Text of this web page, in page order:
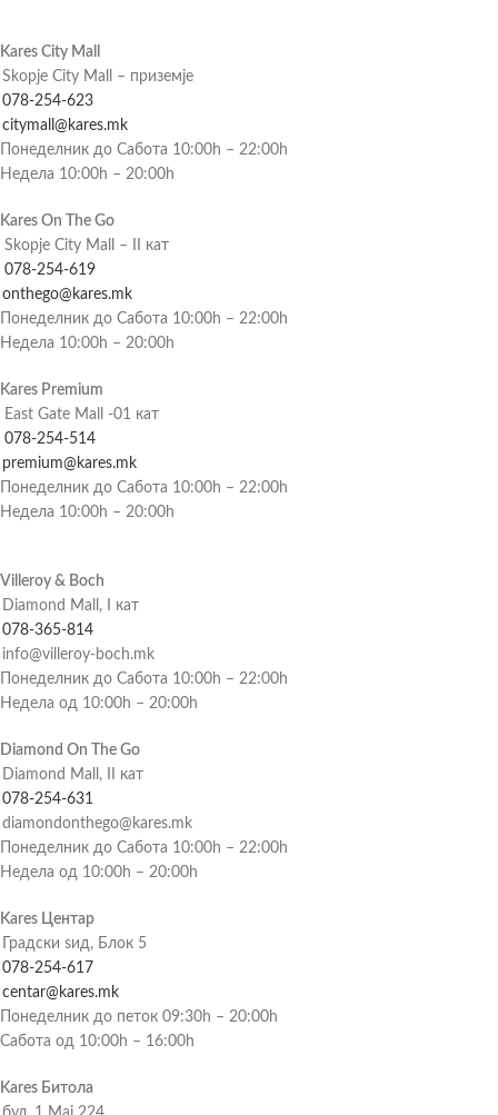
Kares City Mall
Skopje City Mall – приземје
078-254-623
citymall@kares.mk
Понеделник до Сабота 10:00h – 22:00h
Недела 10:00h – 20:00h
Kares On The Go
Skopje City Mall – II кат
078-254-619
onthego@kares.mk
Понеделник до Сабота 10:00h – 22:00h
Недела 10:00h – 20:00h
Kares Premium
East Gate Mall -01 кат
078-254-514
premium@kares.mk
Понеделник до Сабота 10:00h – 22:00h
Недела 10:00h – 20:00h
Villeroy & Boch
Diamond Mall, I кат
078-365-814
info@villeroy-boch.mk
Понеделник до Сабота 10:00h – 22:00h
Недела од 10:00h – 20:00h
Diamond On The Go
Diamond Mall, II кат
078-254-631
diamondonthego@kares.mk
Понеделник до Сабота 10:00h – 22:00h
Недела од 10:00h – 20:00h
Kares Центар
Градски ѕид, Блок 5
078-254-617
centar@kares.mk
Понеделник до петок 09:30h – 20:00h
Сабота од 10:00h – 16:00h
Kares Битола